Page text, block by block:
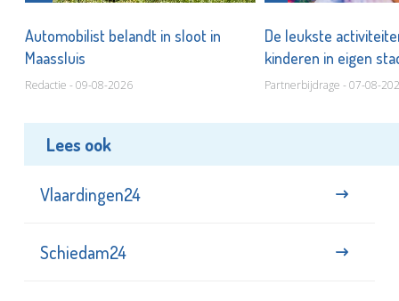
Automobilist belandt in sloot in
Maassluis
Redactie - 09-08-2026
De leukste
kinderen in eigen
Partnerbijdrage - 07-08-
Lees ook
Vlaardingen24
Schiedam24